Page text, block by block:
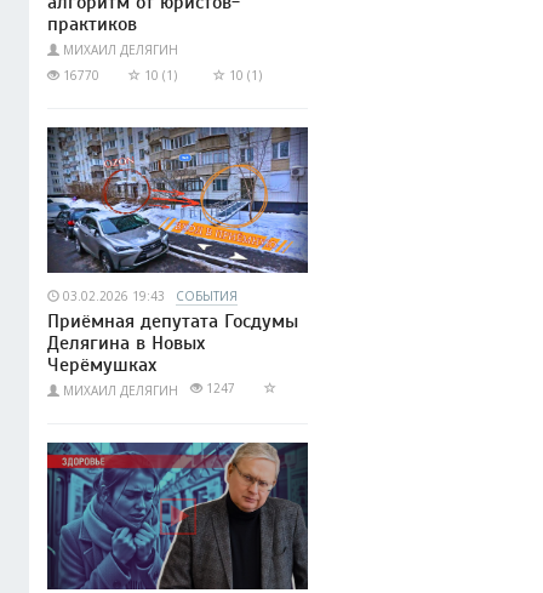
практиков
МИХАИЛ ДЕЛЯГИН
16770
10 (1) 10 (1)
03.02.2026 19:43 СОБЫТИЯ
Приёмная депутата Госдумы
Делягина в Новых
Черёмушках
МИХАИЛ ДЕЛЯГИН 1247